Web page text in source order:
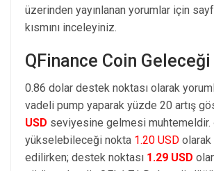
üzerinden yayınlanan yorumlar için
kısmını inceleyiniz.
QFinance Coin Geleceği
0.86 dolar destek noktası olarak
vadeli pump yaparak yüzde 20 artış
USD seviyesine gelmesi muhtemeldir.
yükselebileceği nokta 1.20 USD olarak
edilirken; destek noktası 1.29 USD